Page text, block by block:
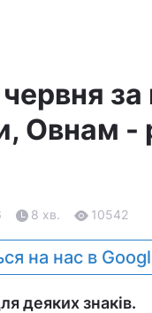
Овнам -
8 хв. 10542
на нас в
деяких знаків.